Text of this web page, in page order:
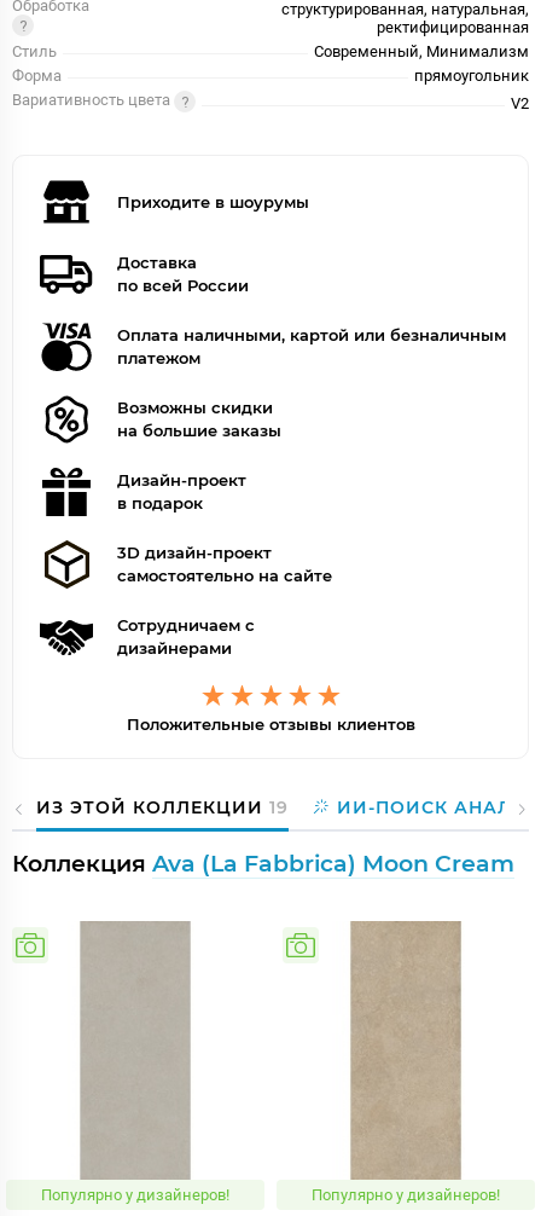
Обработка
структурированная, натуральная,
ректифицированная
Стиль
Современный, Минимализм
Форма
прямоугольник
Вариативность цвета
V2
Приходите в шоурумы
Доставка
по всей России
Оплата наличными, картой или безналичным
платежом
Возможны скидки
на большие заказы
Дизайн-проект
в подарок
3D дизайн-проект
самостоятельно на сайте
Сотрудничаем с
дизайнерами
Положительные отзывы клиентов
ИЗ ЭТОЙ КОЛЛЕКЦИИ 19 ИИ-ПОИСК
Коллекция Ava (La Fabbrica) Moon Cream
Популярно у дизайнеров! Популярно у дизайнеров!